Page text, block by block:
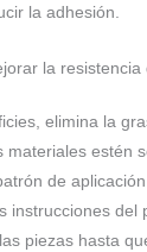
la adhesión.
la resistencia
elimina la
materiales estén
de
instrucciones del
piezas hasta